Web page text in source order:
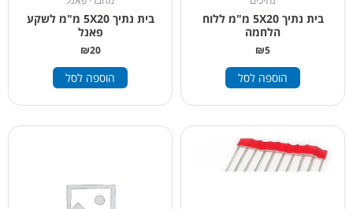
בית נתיך 5X20 מ"מ ללוח
הלחמה
₪5
הוספה לסל
בית נתיך 5X20 מ"מ לשקע
פאנל
₪20
הוספה לסל